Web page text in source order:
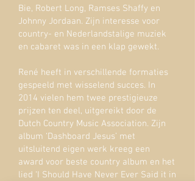
Bie, Robert Long, Ramses Shaffy en
Johnny Jordaan. Zijn interesse voor
country- en Nederlandstalige muziek
en cabaret was in een klap gewekt.
René heeft in verschillende formaties
gespeeld met wisselend succes. In
2014 vielen hem twee prestigieuze
prijzen ten deel, uitgereikt door de
Dutch Country Music Association. Zijn
album ‘Dashboard Jesus’ met
uitsluitend eigen werk kreeg een
award voor beste country album en het
lied ‘I Should Have Never Ever Said it in